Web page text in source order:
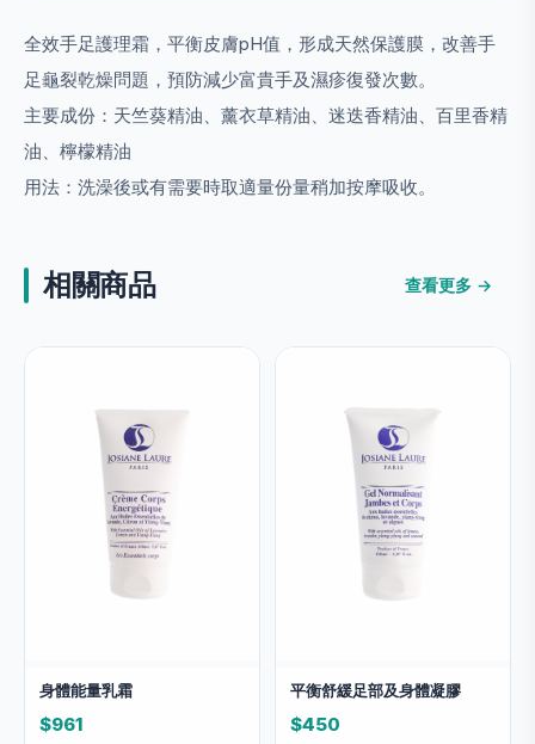
全效手足護理霜，平衡皮膚pH值，形成天然保護膜，改善手
足龜裂乾燥問題，預防減少富貴手及濕疹復發次數。
主要成份：天竺葵精油、薰衣草精油、迷迭香精油、百里香精
油、檸檬精油
用法：洗澡後或有需要時取適量份量稍加按摩吸收。
相關商品 查看更多 →
身體能量乳霜
$961
平衡舒緩足部及身體凝膠
$450